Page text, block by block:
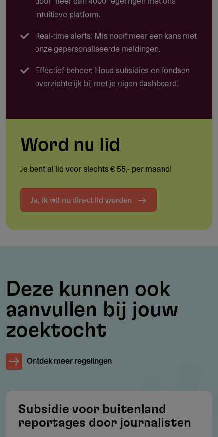
zonder redactionele compromissen.
doelgroepen komen in aanmerking, zolang de aanvraag in
het Engels is.
Mogelijke projecten
Investeringen in digitale infrastructuur
Redactionele versterking of opleiding
Ontwikkeling van nieuwe verdienmodellen
Doelgroep
Werkgebied
Internationaal – met focus op landen met mediabeperking,
democratische transitie of informatiearmoede
Voorwaarden
Geregistreerde en gelicenseerde mediabedrijven
Reputatie van redactionele onafhankelijkheid en
intuïtieve platform.
Real-time alerts: Mis nooit meer een kans met
onze gepersonaliseerde meldingen.
Effectief beheer: Houd subsidies en fondsen
overzichtelijk bij met je eigen dashboard.
Word nu lid
Je bent al lid voor slechts € 55,- per maand!
Ja, ik wil nu direct lid worden
Deze kunnen ook
aanvullen bij jouw
zoektocht
Ontdek meer regelingen
Subsidie voor buitenland
reportages door journalisten